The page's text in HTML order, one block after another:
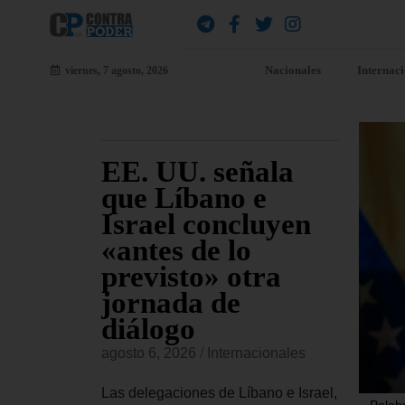
viernes, 7 agosto, 2026 Nacionales
EE. UU. señala
que Líbano e
Israel concluyen
«antes de lo
previsto» otra
jornada de
diálogo
agosto 6, 2026 Internacionales
Las delegaciones de Líbano e Israel,